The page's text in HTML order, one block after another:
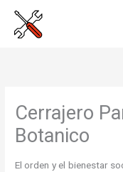
Cerrajero
Botanico
El orden y el bienestar